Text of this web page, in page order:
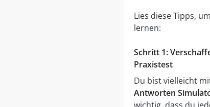
Lies diese Tipps,
lernen:
Schritt 1:
Praxistest
Du bist vielleicht
Antworten